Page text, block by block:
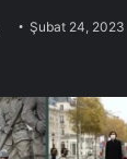
Şubat 24, 2023